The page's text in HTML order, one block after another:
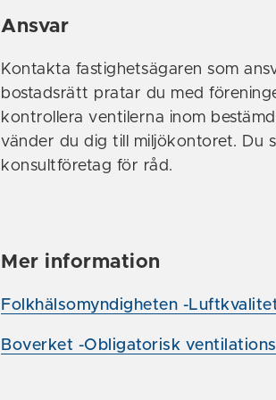
Ansvar
Kontakta fastighetsägaren som
bostadsrätt pratar du med
kontrollera ventilerna inom
vänder du dig till miljökontoret. Du
konsultföretag för råd.
Mer information
Folkhälsomyndigheten -
Boverket -Obligatorisk